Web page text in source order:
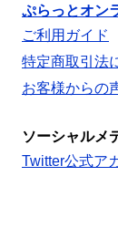
ぷらっとオン
ご利用ガイド
特定商取引法
お客様からの
ソーシャルメ
Twitter公式ア